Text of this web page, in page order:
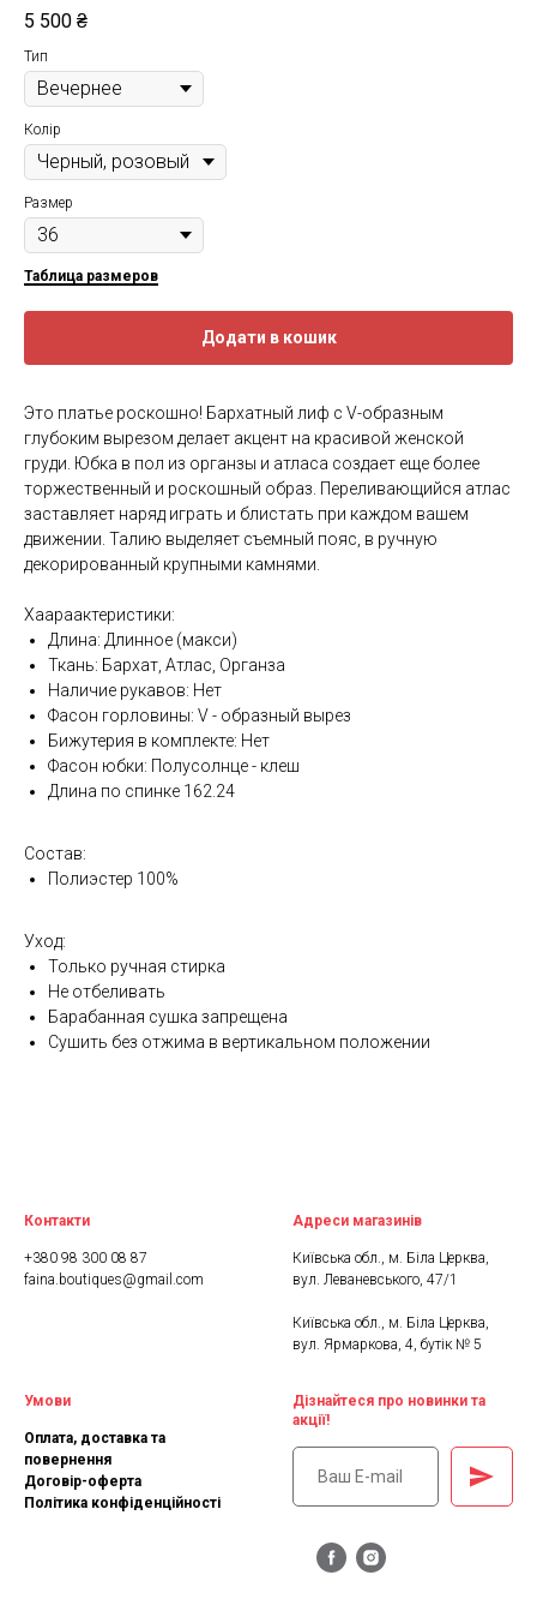
5 500 ₴
Тип
Колір
Размер
Таблица размеров
Додати в кошик
Это платье роскошно! Бархатный лиф с V-образным
глубоким вырезом делает акцент на красивой женской
груди. Юбка в пол из органзы и атласа создает еще более
торжественный и роскошный образ. Переливающийся атлас
заставляет наряд играть и блистать при каждом вашем
движении. Талию выделяет съемный пояс, в ручную
декорированный крупными камнями.
Хаараактеристики:
Длина: Длинное (макси)
Ткань: Бархат, Атлас, Органза
Наличие рукавов: Нет
Фасон горловины: V - образный вырез
Бижутерия в комплекте: Нет
Фасон юбки: Полусолнце - клеш
Длина по спинке 162.24
Состав:
Полиэстер 100%
Уход:
Только ручная стирка
Не отбеливать
Барабанная сушка запрещена
Сушить без отжима в вертикальном положении
Контакти
+380 98 300 08 87
faina.boutiques@gmail.com
Адреси магазинів
Київська обл., м. Біла Церква,
вул. Леваневського, 47/1
Київська обл., м. Біла Церква,
вул. Ярмаркова, 4, бутік № 5
Умови
Оплата, доставка та
повернення
Договір-оферта
Політика конфіденційності
Дізнайтеся про новинки та
акції!